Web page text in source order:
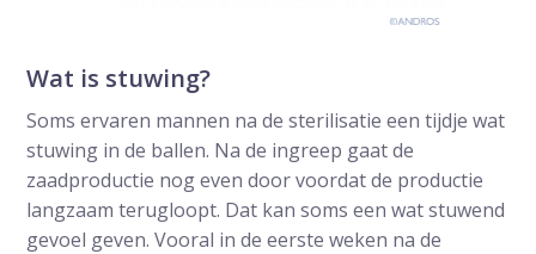
Wat is stuwing?
Soms ervaren mannen na de sterilisatie een tijdje wat
stuwing in de ballen. Na de ingreep gaat de
zaadproductie nog even door voordat de productie
langzaam terugloopt. Dat kan soms een wat stuwend
gevoel geven. Vooral in de eerste weken na de